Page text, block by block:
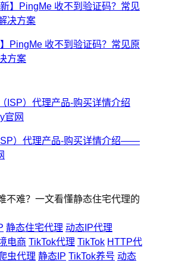
】PingMe 收不到验证码？常见原
方案
）代理产品-购买详情介绍——
静态住宅代理 动态IP代理
电商 TikTok代理 TikTok HTTP代
虫代理 静态IP TikTok养号 动态